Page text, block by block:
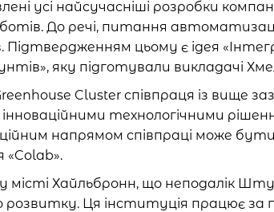
усі найсучасніші розробки
До речі, питання
Підтвердженням цьому є ідея
яку підготували викладачі
Cluster співпраця із вище
інноваційними технологічними
напрямом співпраці може
«Colab».
місті Хайльбронн, що неподалік
розвитку. Ця інституція працює